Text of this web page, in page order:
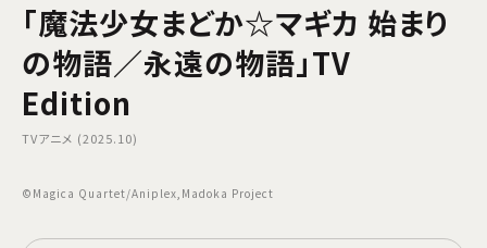
「魔法少女まどか☆マギカ 始まり
の物語／永遠の物語」TV
Edition
TVアニメ (2025.10)
©Magica Quartet/Aniplex,Madoka Project